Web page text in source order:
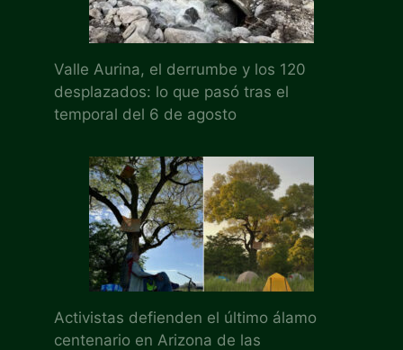
Valle Aurina, el derrumbe y los 120
desplazados: lo que pasó tras el
temporal del 6 de agosto
Activistas defienden el último álamo
centenario en Arizona de las